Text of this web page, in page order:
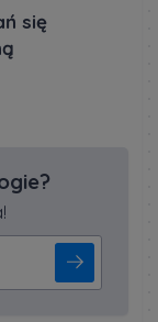
się